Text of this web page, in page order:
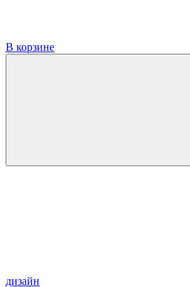
В корзине
дизайн